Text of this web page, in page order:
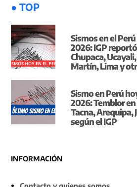
● TOP
Sismos en el
2026: IGP
Chupaca,
Martín, Lima y
Sismo en Perú
2026: Temblor
Tacna, Arequipa,
según el IGP
INFORMACIÓN